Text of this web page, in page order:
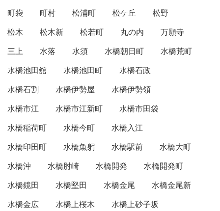
町袋
町村 松浦町 松ケ丘
松野
松木
松木新 松若町 丸の内
万願寺
三上
水落 水須 水橋朝日町
水橋荒町
水橋池田舘
水橋池田町
水橋石政
水橋石割
水橋伊勢屋
水橋伊勢領
水橋市江
水橋市江新町
水橋市田袋
水橋稲荷町
水橋今町
水橋入江
水橋印田町
水橋魚躬 水橋駅前
水橋大町
水橋沖
水橋肘崎 水橋開発
水橋開発町
水橋鏡田
水橋堅田 水橋金尾
水橋金尾新
水橋金広
水橋上桜木
水橋上砂子坂